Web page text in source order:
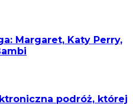
Margaret, Katy Perry,
podróż, której